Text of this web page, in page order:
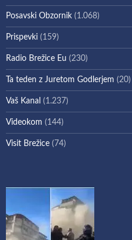
Posavski Obzornik (1.068)
Prispevki (159)
Radio Brežice Eu (230)
Ta teden z Juretom Godlerjem (20)
Vaš Kanal (1.237)
Videokom (144)
Visit Brežice (74)